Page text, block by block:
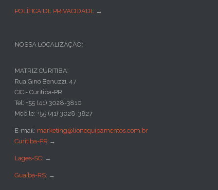
POLÍTICA DE PRIVACIDADE →
NOSSA LOCALIZAÇÃO:
MATRIZ CURITIBA:
Rua Gino Benuzzi, 47
CIC - Curitiba-PR
Tel: +55 (41) 3028-3810
Mobile: +55 (41) 3028-3827
E-mail: marketing@lionequipamentos.com.br
Curitiba-PR →
Lages-SC: →
Guaíba-RS: →